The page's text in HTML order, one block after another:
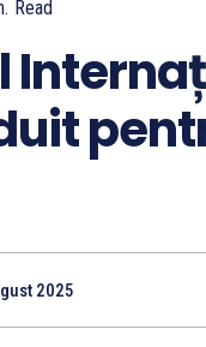
Read
2025